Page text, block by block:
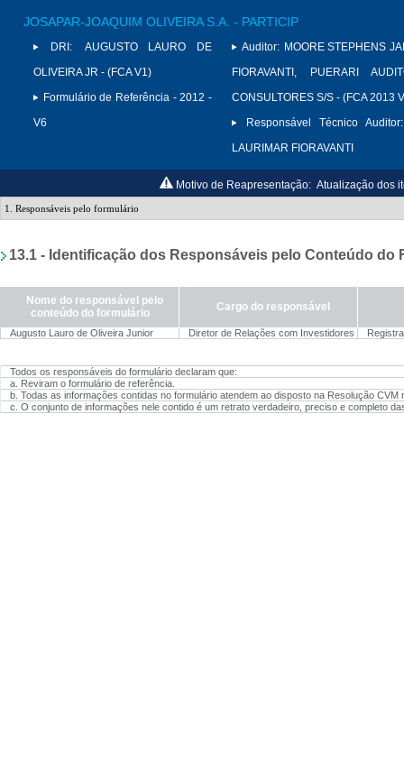
JOSAPAR-JOAQUIM OLIVEIRA S.A. - PARTICIP
DRI:
AUGUSTO LAURO DE
OLIVEIRA JR - (FCA V1)
Formulário de Referência - 2012 -
V6
Auditor: MOORE STEPHENS
FIORAVANTI, PUERARI
CONSULTORES S/S - (FCA 2013
Responsável Técnico Auditor:
LAURIMAR FIORAVANTI
Motivo de Reapresentação: Atualização dos